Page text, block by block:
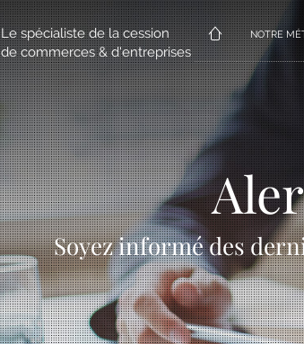
Le spécialiste de la cession
de commerces & d'entreprises
NOTRE
Soyez informé des